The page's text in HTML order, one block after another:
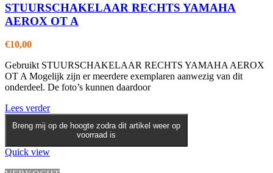
STUURSCHAKELAAR RECHTS YAMAHA
AEROX OT A
€10,00
Gebruikt STUURSCHAKELAAR RECHTS YAMAHA AEROX
OT A Mogelijk zijn er meerdere exemplaren aanwezig van dit
onderdeel. De foto’s kunnen daardoor
Lees verder
Breng mij op de hoogte zodra dit artikel weer op
voorraad is
Quick view